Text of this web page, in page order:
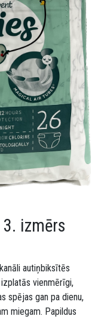
izmērs
autiņbiksītēs
vienmērīgi,
spējas gan pa dienu,
miegam. Papildus